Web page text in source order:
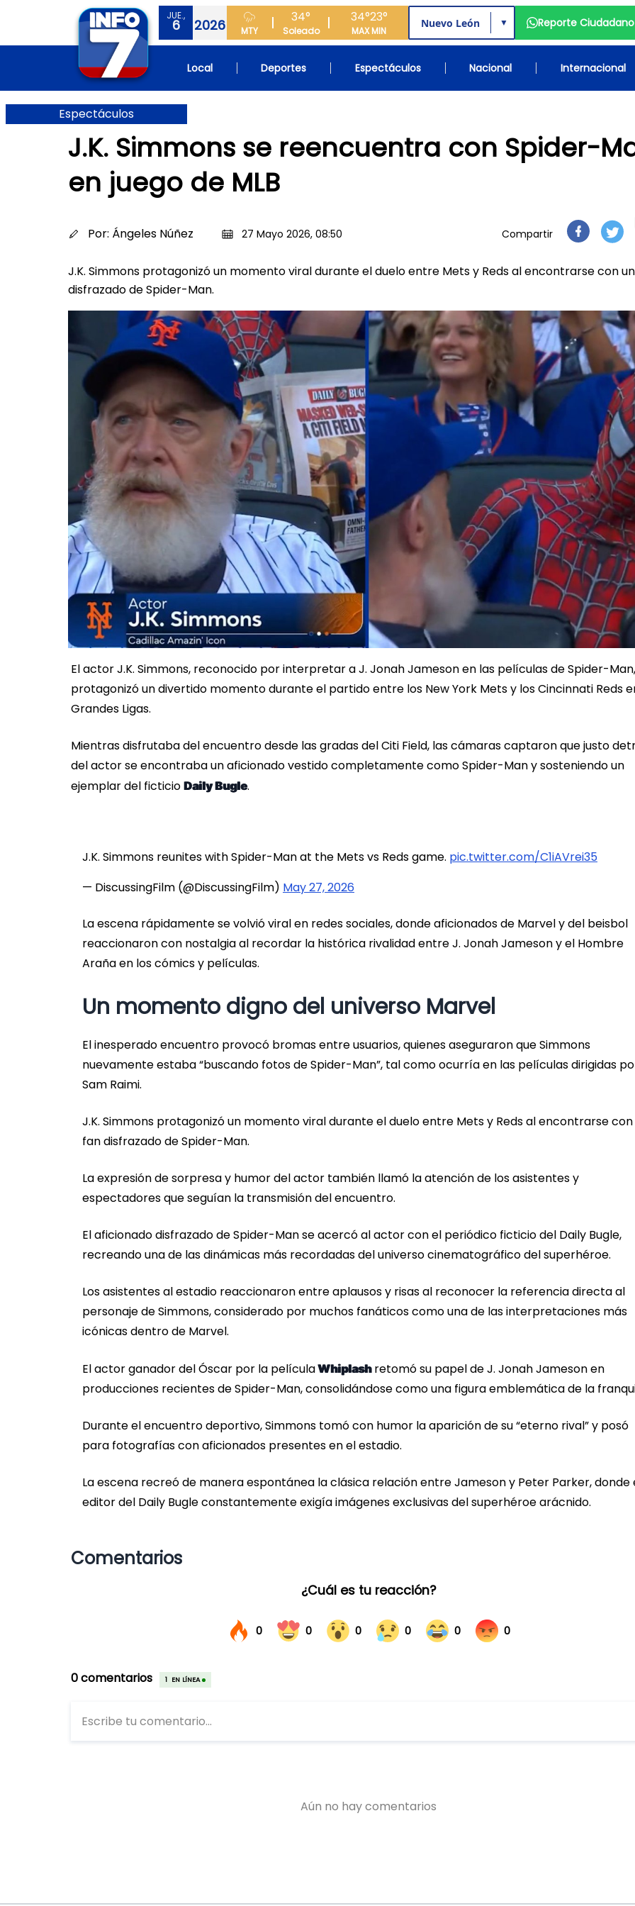
JUE.,
6 2026 MTY
34°
Soleado
34°
MAX
23°
MIN
▼ Reporte Ciudadano
Local Deportes Espectáculos Nacional Internacional
Espectáculos
J.K. Simmons se reencuentra con Spider-
en juego de MLB
Por: Ángeles Núñez 27 Mayo 2026, 08:50 Compartir
J.K. Simmons protagonizó un momento viral durante el duelo entre Mets y Reds al encontrarse con
disfrazado de Spider-Man.
El actor J.K. Simmons, reconocido por interpretar a J. Jonah Jameson en las películas de Spider-Man,
protagonizó un divertido momento durante el partido entre los New York Mets y los Cincinnati Reds
Grandes Ligas.
Mientras disfrutaba del encuentro desde las gradas del Citi Field, las cámaras captaron que justo
del actor se encontraba un aficionado vestido completamente como Spider-Man y sosteniendo un
ejemplar del ficticio Daily Bugle.
J.K. Simmons reunites with Spider-Man at the Mets vs Reds game. pic.twitter.com/C1iAVrei35
— DiscussingFilm (@DiscussingFilm) May 27, 2026
La escena rápidamente se volvió viral en redes sociales, donde aficionados de Marvel y del beisbol
reaccionaron con nostalgia al recordar la histórica rivalidad entre J. Jonah Jameson y el Hombre
Araña en los cómics y películas.
Un momento digno del universo Marvel
El inesperado encuentro provocó bromas entre usuarios, quienes aseguraron que Simmons
nuevamente estaba “buscando fotos de Spider-Man”, tal como ocurría en las películas dirigidas
Sam Raimi.
J.K. Simmons protagonizó un momento viral durante el duelo entre Mets y Reds al encontrarse con
fan disfrazado de Spider-Man.
La expresión de sorpresa y humor del actor también llamó la atención de los asistentes y
espectadores que seguían la transmisión del encuentro.
El aficionado disfrazado de Spider-Man se acercó al actor con el periódico ficticio del Daily Bugle,
recreando una de las dinámicas más recordadas del universo cinematográfico del superhéroe.
Los asistentes al estadio reaccionaron entre aplausos y risas al reconocer la referencia directa al
personaje de Simmons, considerado por muchos fanáticos como una de las interpretaciones más
icónicas dentro de Marvel.
El actor ganador del Óscar por la películaWhiplashretomó su papel de J. Jonah Jameson en
producciones recientes de Spider-Man, consolidándose como una figura emblemática de la
Durante el encuentro deportivo, Simmons tomó con humor la aparición de su “eterno rival” y posó
para fotografías con aficionados presentes en el estadio.
La escena recreó de manera espontánea la clásica relación entre Jameson y Peter Parker, donde
editor del Daily Bugle constantemente exigía imágenes exclusivas del superhéroe arácnido.
Comentarios